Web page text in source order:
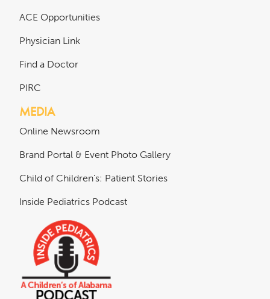
ACE Opportunities
Physician Link
Find a Doctor
PIRC
MEDIA
Online Newsroom
Brand Portal & Event Photo Gallery
Child of Children's: Patient Stories
Inside Pediatrics Podcast